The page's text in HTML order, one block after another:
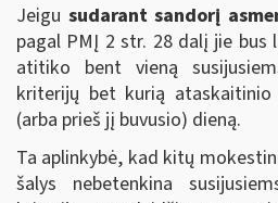
Jeigu sudarant sandorį
pagal PMĮ 2 str. 28 dalį jie bus
atitiko bent vieną
kriterijų bet kurią
(arba prieš jį buvusio) dieną.
Ta aplinkybė, kad kitų
šalys nebetenkina